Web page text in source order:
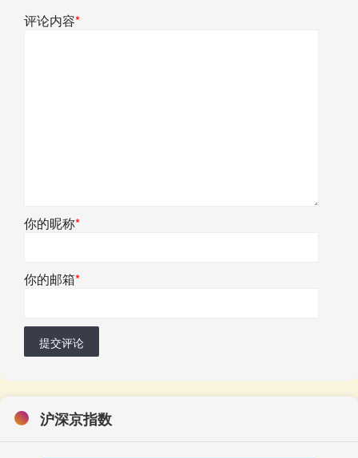
评论内容*
你的昵称*
你的邮箱*
提交评论
沪深京指数